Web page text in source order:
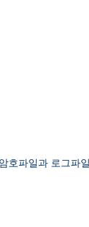
파일과 로그파